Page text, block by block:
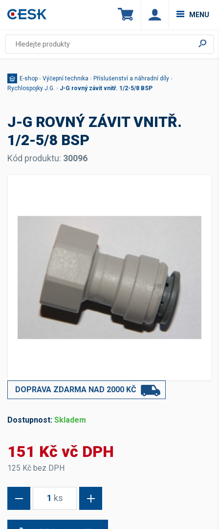
MENU
E-shop › Výčepní technika › Příslušenství a náhradní díly ›
Rychlospojky J.G. › J-G rovný závit vnitř. 1/2-5/8 BSP
J-G ROVNÝ ZÁVIT VNITŘ.
1/2-5/8 BSP
Kód produktu: 30096
DOPRAVA ZDARMA NAD 2000 KČ
Dostupnost: Skladem
151 Kč vč DPH
125 Kč bez DPH
1 ks